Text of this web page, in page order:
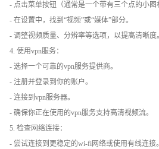
- 点击菜单按钮（通常是一个带有三个点的小图
- 在设置中，找到“视频”或“媒体”部分。
- 调整视频质量、分辨率等选项，以提高清晰度。
4. 使用vpn服务：
- 选择一个可靠的vpn服务提供商。
- 注册并登录到你的账户。
- 连接到vpn服务器。
- 确保你正在使用的vpn服务支持高清视频流。
5. 检查网络连接：
- 尝试连接到更稳定的wi-fi网络或使用有线连接。